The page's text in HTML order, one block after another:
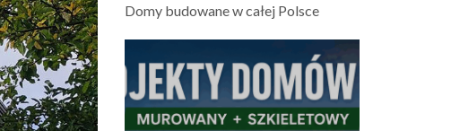
Domy budowane w całej Polsce